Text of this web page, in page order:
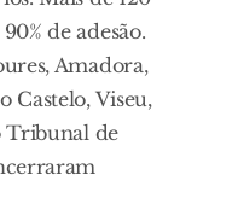
de adesão.
Amadora,
Castelo, Viseu,
Tribunal de